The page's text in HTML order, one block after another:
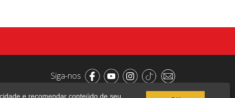
Siga-nos
e recomendar conteúdo de seu